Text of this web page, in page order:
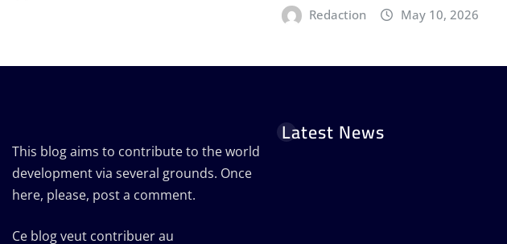
Redaction May 10, 2026
This blog aims to contribute to the world
development via several grounds. Once
here, please, post a comment.
Ce blog veut contribuer au
Latest News